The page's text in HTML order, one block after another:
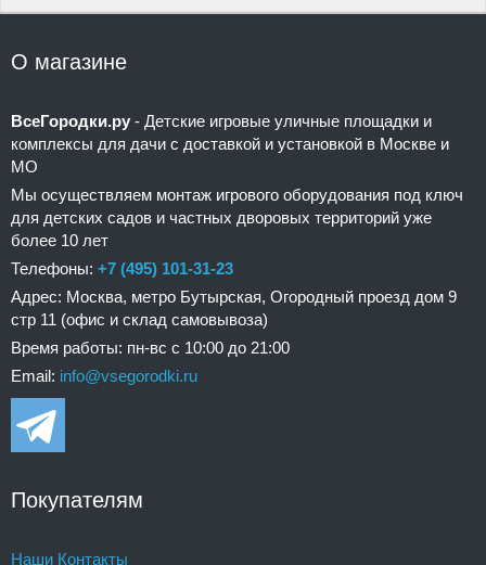
О магазине
ВсеГородки.ру - Детские игровые уличные площадки и
комплексы для дачи с доставкой и установкой в Москве и
МО
Мы осуществляем монтаж игрового оборудования под ключ
для детских садов и частных дворовых территорий уже
более 10 лет
Телефоны: +7 (495) 101-31-23
Адрес: Москва, метро Бутырская, Огородный проезд дом 9
стр 11 (офис и склад самовывоза)
Время работы: пн-вс с 10:00 до 21:00
Email: info@vsegorodki.ru
Покупателям
Наши Контакты